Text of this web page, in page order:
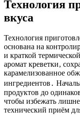
Технология
вкуса
Технология
основана на
и краткой
аромат креветки‚
карамелизованное
ингредиентов․
продуктов до
чтобы избежать
технический приём